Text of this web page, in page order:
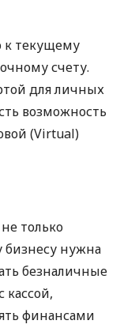
к текущему
счету.
для личных
возможность
(Virtual)
только
бизнесу нужна
безналичные
кассой,
финансами